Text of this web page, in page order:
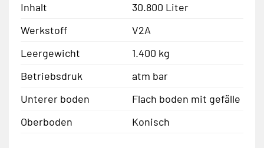
Inhalt
30.800 Liter
Werkstoff
V2A
Leergewicht
1.400 kg
Betriebsdruk
atm bar
Unterer boden
Flach boden mit gefälle
Oberboden
Konisch